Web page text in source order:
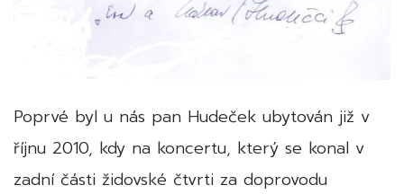
Poprvé byl u nás pan Hudeček ubytován již v
říjnu 2010, kdy na koncertu, který se konal v
zadní části židovské čtvrti za doprovodu